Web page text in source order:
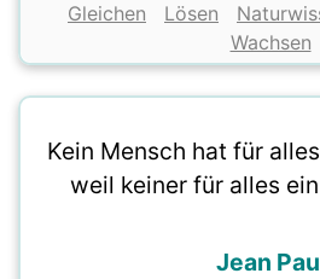
Gleichen Lösen
Wachsen
Kein Mensch hat für
weil keiner für alles
Jean